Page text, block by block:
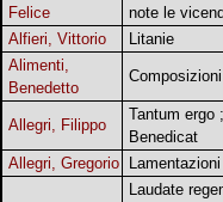
Felice
note le
Alfieri, Vittorio
Litanie
Alimenti,
Benedetto
Composizioni
Allegri, Filippo
Tantum ergo ;
Benedicat
Allegri, Gregorio
Lamentazioni
Laudate